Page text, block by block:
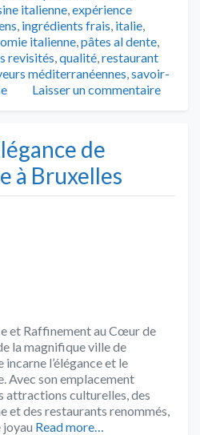
italienne,expérience
, ingrédients frais, italie,
italienne,pâtes al dente,
revisités,qualité,restaurant
méditerranéennes,savoir-
Laisser un commentaire
de
à Bruxelles
et Raffinement au Cœur de
la magnifique ville de
incarne l’élégance et le
Avec son emplacement
attractions culturelles, des
et des restaurants renommés,
Read more…